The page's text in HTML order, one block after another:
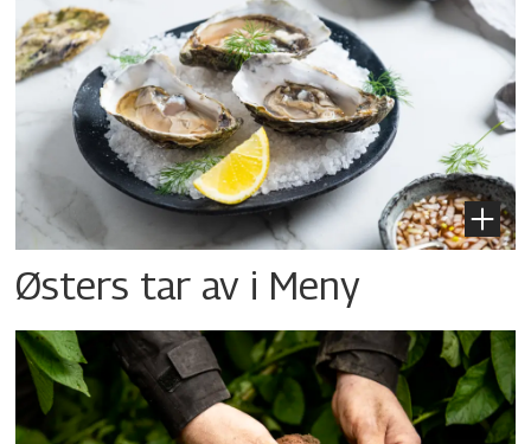
Østers tar av i Meny